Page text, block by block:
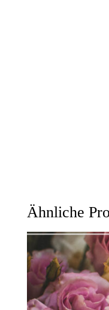
Ähnliche